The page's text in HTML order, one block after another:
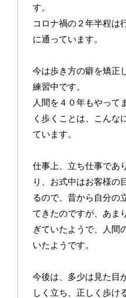
す。
コロナ禍の２年半程は
に通っています。
今は歩き方の癖を矯正
練習中です。
人間を４０年もやって
く歩くことは、こんな
ています。
仕事上、立ち仕事であ
り、お式中はお客様の
るので、昔から自分の
てきたのですが、あま
ぎていたようで、人間
いたようです。
今後は、多少は見た目
しく立ち、正しく歩け